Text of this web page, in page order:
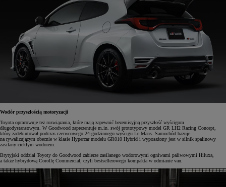
Wodór przyszłością motoryzacji
Toyota opracowuje też rozwiązania, które mają zapewnić bezemisyjną przyszłość wyścigom
długodystansowym. W Goodwood zaprezentuje m.in. swój prototypowy model GR LH2 Racing Concept,
który zadebiutował podczas czerwcowego 24-godzinnego wyścigu Le Mans. Samochód bazuje
na rywalizującym obecnie w klasie Hypercar modelu GR010 Hybrid i wyposażony jest w silnik spalinowy
zasilany ciekłym wodorem.
Brytyjski oddział Toyoty do Goodwood zabierze zasilanego wodorowymi ogniwami paliwowymi Hiluxa,
a także hybrydową Corollę Commercial, czyli bestsellerowego kompakta w odmianie van.